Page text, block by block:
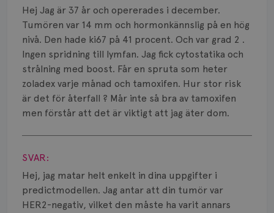
Hej Jag är 37 år och opererades i december.
Tumören var 14 mm och hormonkännslig på en hög
nivå. Den hade ki67 på 41 procent. Och var grad 2 .
Ingen spridning till lymfan. Jag fick cytostatika och
strålning med boost. Får en spruta som heter
zoladex varje månad och tamoxifen. Hur stor risk
är det för återfall ? Mår inte så bra av tamoxifen
men förstår att det är viktigt att jag äter dom.
Visa svar
SVAR:
Hej, jag matar helt enkelt in dina uppgifter i
predictmodellen. Jag antar att din tumör var
HER2-negativ, vilket den måste ha varit annars
Biverkningar
Bröstvårta
Knöl
Läkemedel
Prognos
Risker